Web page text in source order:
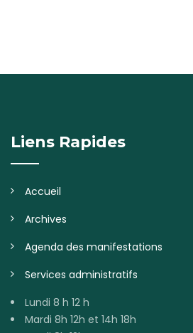
Liens Rapides
Accueil
Archives
Agenda des manifestations
Services administratifs
Lundi 8 h 12 h
Mardi 8h 12h et 14h 18h